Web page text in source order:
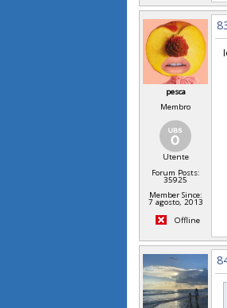
pesca
Membro
Utente
Forum Posts:
35925
Member Since:
7 agosto, 2013
Offline